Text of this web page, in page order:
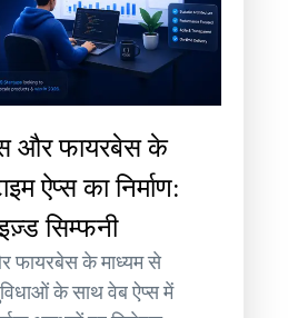
और फायरबेस के
ऐप्स का निर्माण:
सिम्फनी
फायरबेस के माध्यम से
के साथ वेब ऐप्स में